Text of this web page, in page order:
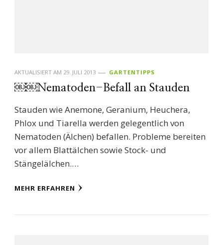
AKTUALISIERT AM 29. JULI 2013 GARTENTIPPS
￼￼Nematoden-Befall an Stauden
Stauden wie Anemone, Geranium, Heuchera,
Phlox und Tiarella werden gelegentlich von
Nematoden (Älchen) befallen. Probleme bereiten
vor allem Blattälchen sowie Stock- und
Stängelälchen.…
MEHR ERFAHREN